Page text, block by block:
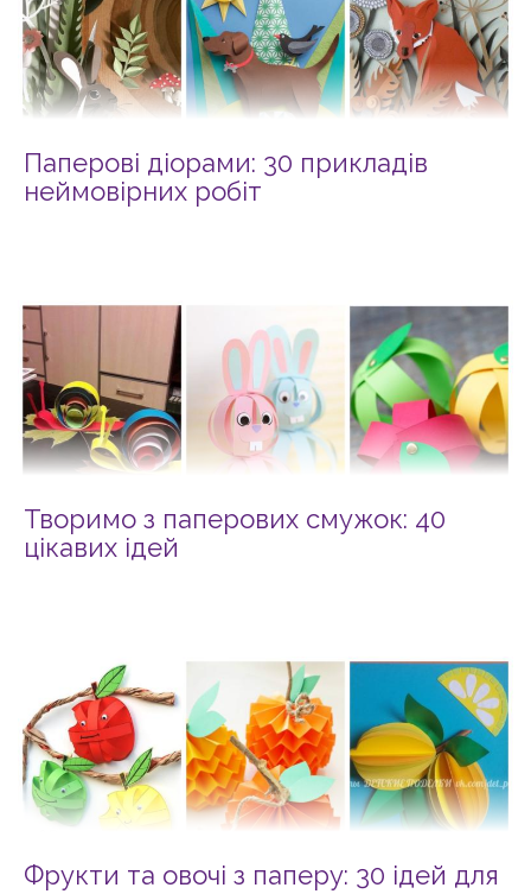
Паперові діорами: 30 прикладів
неймовірних робіт
Творимо з паперових смужок: 40
цікавих ідей
Фрукти та овочі з паперу: 30 ідей для